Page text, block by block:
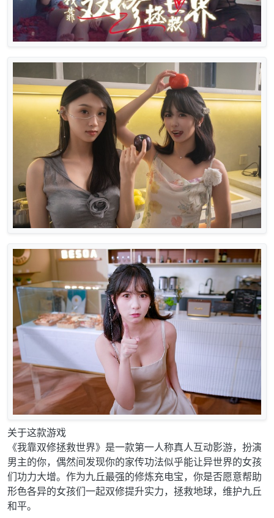
关于这款游戏
《我靠双修拯救世界》是一款第一人称真人互动影游，扮演
男主的你，偶然间发现你的家传功法似乎能让异世界的女孩
们功力大增。作为九丘最强的修炼充电宝，你是否愿意帮助
形色各异的女孩们一起双修提升实力，拯救地球，维护九丘
和平。